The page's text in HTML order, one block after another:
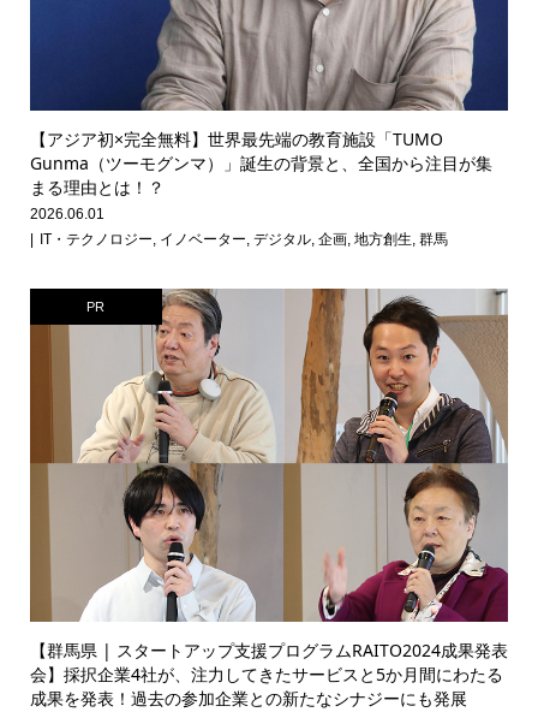
【アジア初×完全無料】世界最先端の教育施設「TUMO
Gunma（ツーモグンマ）」誕生の背景と、全国から注目が集
まる理由とは！？
2026.06.01
IT・テクノロジー, イノベーター, デジタル, 企画, 地方創生, 群馬
PR
【群馬県 | スタートアップ支援プログラムRAITO2024成果発表
会】採択企業4社が、注力してきたサービスと5か月間にわたる
成果を発表！過去の参加企業との新たなシナジーにも発展